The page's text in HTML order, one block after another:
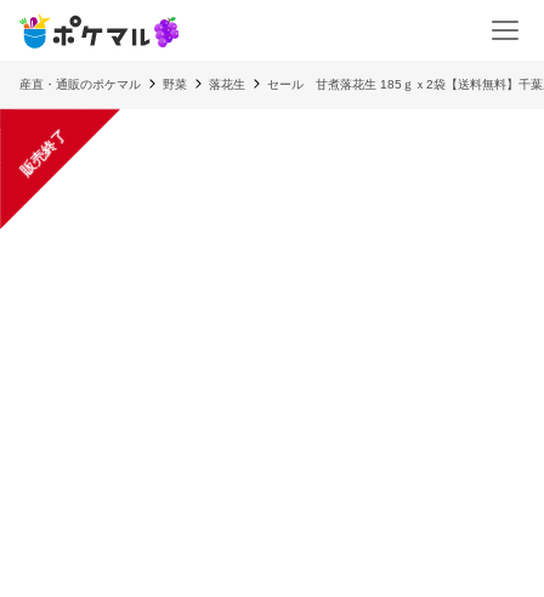
産直・通販のポケマル 野菜 落花生 セール 甘煮落花生 185ｇｘ2袋【送料無料】千
販売終了